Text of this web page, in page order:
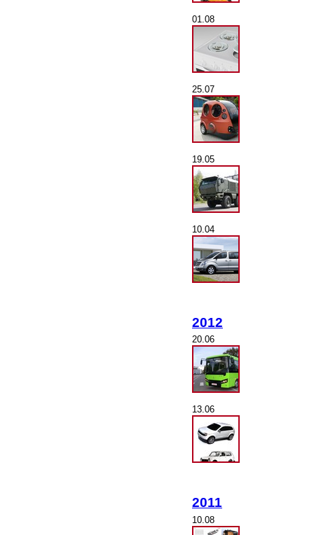
01.08
25.07
19.05
10.04
2012
20.06
13.06
2011
10.08